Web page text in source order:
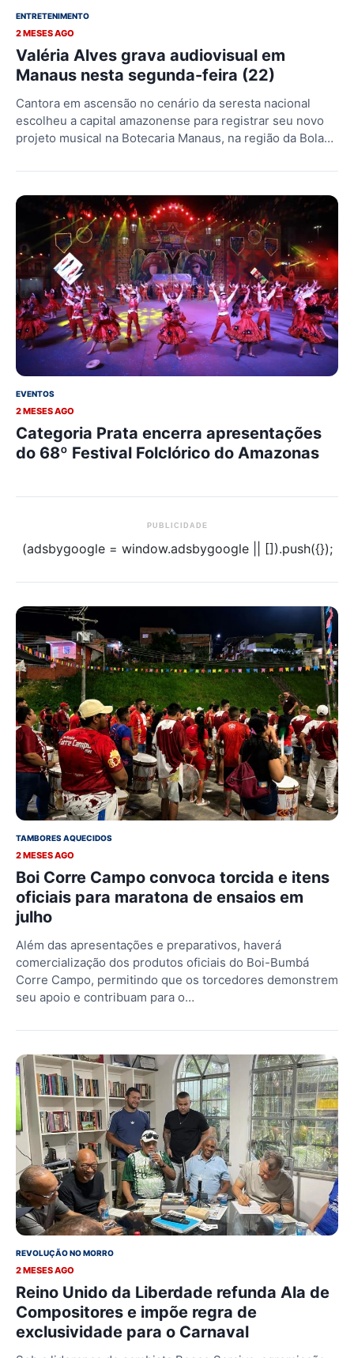
ENTRETENIMENTO
2 MESES AGO
Valéria Alves grava audiovisual em
Manaus nesta segunda-feira (22)
Cantora em ascensão no cenário da seresta nacional
escolheu a capital amazonense para registrar seu novo
projeto musical na Botecaria Manaus, na região da Bola…
EVENTOS
2 MESES AGO
Categoria Prata encerra apresentações
do 68º Festival Folclórico do Amazonas
PUBLICIDADE
(adsbygoogle = window.adsbygoogle || []).push({});
TAMBORES AQUECIDOS
2 MESES AGO
Boi Corre Campo convoca torcida e itens
oficiais para maratona de ensaios em
julho
Além das apresentações e preparativos, haverá
comercialização dos produtos oficiais do Boi-Bumbá
Corre Campo, permitindo que os torcedores demonstrem
seu apoio e contribuam para o…
REVOLUÇÃO NO MORRO
2 MESES AGO
Reino Unido da Liberdade refunda Ala de
Compositores e impõe regra de
exclusividade para o Carnaval